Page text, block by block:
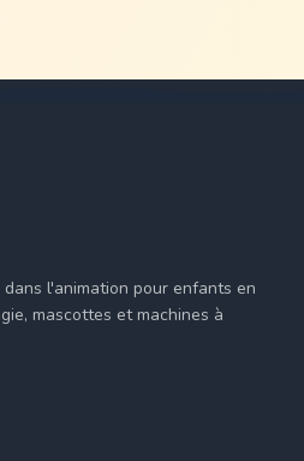
l'animation pour enfants en
mascottes et machines à